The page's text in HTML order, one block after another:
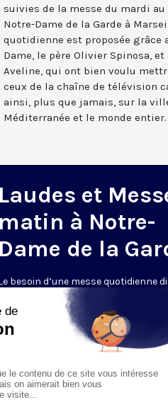
suivies de la messe du mardi
Notre-Dame de la Garde à
quotidienne est proposée grâce
Dame, le père Olivier Spinosa,
Aveline, qui ont bien voulu
ceux de la chaîne de télévision
ainsi, plus que jamais, sur la
Méditerranée et le monde entier.
Laudes et
matin à Notre-
Dame de la
besoin d’une messe quotidienne
la télévision a été exprimé d’une
plus forte pendant le
de nombreux pays
maintient depuis la reprise. KTO
en direct de la basilique Notre-Dame
Garde, à Marseille, les laudes et la
lundi à 7h25, la messe
Du mardi au samedi à 7h25, messe